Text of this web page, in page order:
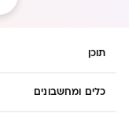
תוכן
כלים ומחשבונים